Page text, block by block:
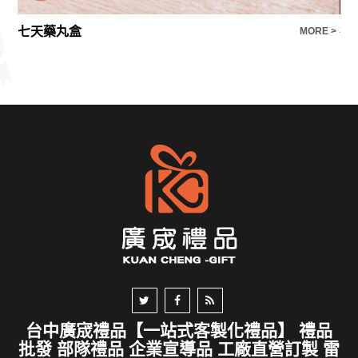
七天藥丸盒 MORE >
台中廣宬禮品【一站式客製化禮品】 禮品
批發 部隊禮品 企業宣導品 工廠直營訂製 雷